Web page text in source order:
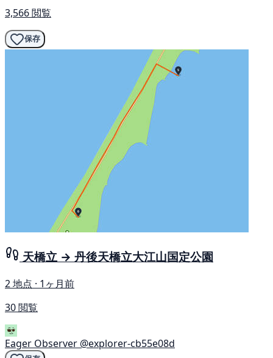
3,566 閲覧
保存
天橋立 → 丹後天橋立大江山国定公園
2 地点 · 1ヶ月前
30 閲覧
Eager Observer @explorer-cb55e08d